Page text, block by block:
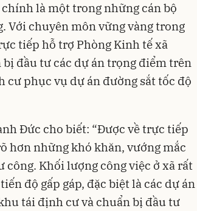
là một trong những cán bộ
Với chuyên môn vững vàng trong
tiếp hỗ trợ Phòng Kinh tế xã
đầu tư các dự án trọng điểm trên
cư phục vụ dự án đường sắt tốc độ
Đức cho biết: “Được về trực tiếp
hơn những khó khăn, vướng mắc
Khối lượng công việc ở xã rất
độ gấp gáp, đặc biệt là các dự án
tái định cư và chuẩn bị đầu tư